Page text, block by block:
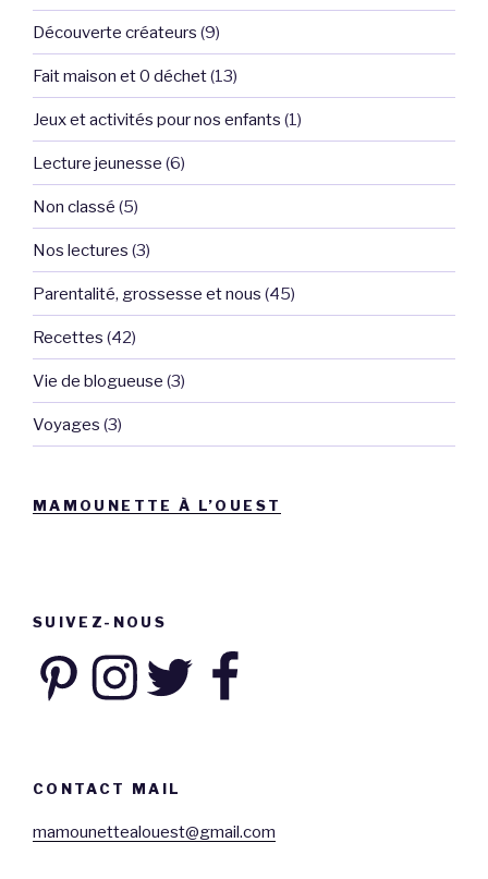
Découverte créateurs (9)
Fait maison et 0 déchet(13)
Jeux et activités pour nos enfants (1)
Lecture jeunesse (6)
Non classé (5)
Nos lectures (3)
Parentalité, grossesse et nous (45)
Recettes (42)
Vie de blogueuse (3)
Voyages (3)
MAMOUNETTE À L’OUEST
SUIVEZ-NOUS
PinterestInstagramTwitter Facebook
CONTACT MAIL
mamounettealouest@gmail.com